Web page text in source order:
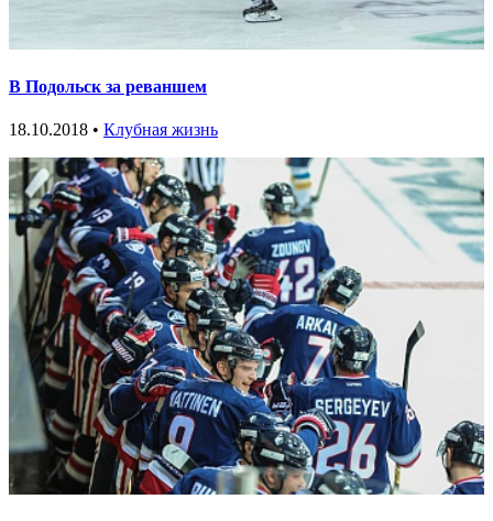
В Подольск за реваншем
18.10.2018 • Клубная жизнь